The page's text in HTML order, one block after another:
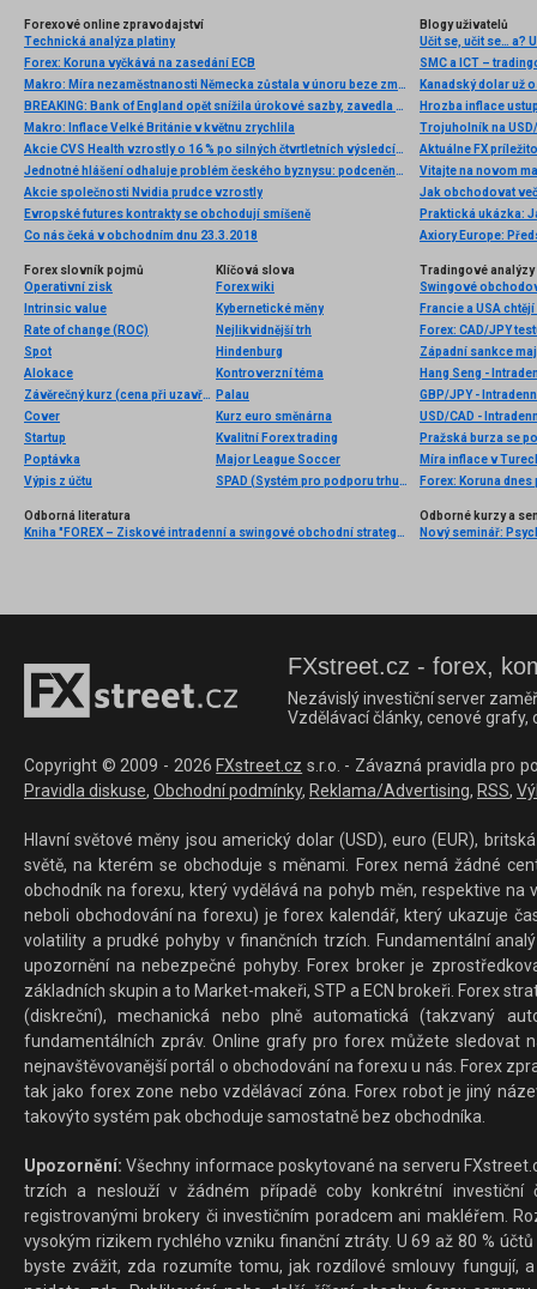
Forexové online zpravodajství
Technická analýza platiny
Forex: Koruna vyčkává na zasedání ECB
Makro: Míra nezaměstnanosti Německa zůstala v únoru beze změny
BREAKING: Bank of England opět snížila úrokové sazby, zavedla QE
Makro: Inflace Velké Británie v květnu zrychlila
Akcie CVS Health vzrostly o 16 % po silných čtvrtletních výsledcích
Jednotné hlášení odhaluje problém českého byznysu: podceněnou digitalizaci v malých a středních podnicích
Akcie společnosti Nvidia prudce vzrostly
Evropské futures kontrakty se obchodují smíšeně
Co nás čeká v obchodním dnu 23.3.2018
Blogy uživatelů
Učit se, učit se… a?
SMC a ICT –
Kanadský dolar už
Hrozba inflace
Trojuholník na
Aktuálne FX
Vitajte na novom
Jak obchodovat
Praktická ukázka:
Axiory Europe:
Forex slovník pojmů
Operativní zisk
Intrinsic value
Rate of change (ROC)
Spot
Alokace
Závěrečný kurz (cena při uzavření)
Cover
Startup
Poptávka
Výpis z účtu
Klíčová slova
Forex wiki
Kybernetické měny
Nejlikvidnější trh
Hindenburg
Kontroverzní téma
Palau
Kurz euro směnárna
Kvalitní Forex trading
Major League Soccer
SPAD (Systém pro podporu trhu akcií a dluhopisů)
Tradingové analýzy
Swingové
Francie a USA
Forex: CAD/JPY
Západní sankce
Hang Seng -
GBP/JPY -
USD/CAD -
Pražská burza se
Odborná literatura
Kniha "FOREX – Ziskové intradenní a swingové obchodní strategie" od Kathy Lien vychází v češtině!
Odborné kurzy a
FXstreet.cz - forex,
Nezávislý investiční server
Vzdělávací články, cenové
Copyright © 2009 - 2026 FXstreet.cz s.r.o. - Závazná pravidla pro
Pravidla diskuse, Obchodní podmínky, Reklama/Advertising, RSS,
Hlavní světové měny jsou americký dolar (USD), euro (EUR),
světě, na kterém se obchoduje s měnami. Forex nemá žádné
obchodník na forexu, který vydělává na pohyb měn, respektive
neboli obchodování na forexu) je forex kalendář, který ukazuje
volatility a prudké pohyby v finančních trzích. Fundamentální
upozornění na nebezpečné pohyby. Forex broker je
základních skupin a to Market-makeři, STP a ECN brokeři. Forex
(diskreční), mechanická nebo plně automatická (takzvaný
fundamentálních zpráv. Online grafy pro forex můžete sledovat
nejnavštěvovanější portál o obchodování na forexu u nás. Forex
tak jako forex zone nebo vzdělávací zóna. Forex robot je jiný
takovýto systém pak obchoduje samostatně bez obchodníka.
Upozornění: Všechny informace poskytované na serveru
trzích a neslouží v žádném případě coby konkrétní investiční
registrovanými brokery či investičním poradcem ani makléřem.
vysokým rizikem rychlého vzniku finanční ztráty. U 69 až 80 %
byste zvážit, zda rozumíte tomu, jak rozdílové smlouvy fungují,